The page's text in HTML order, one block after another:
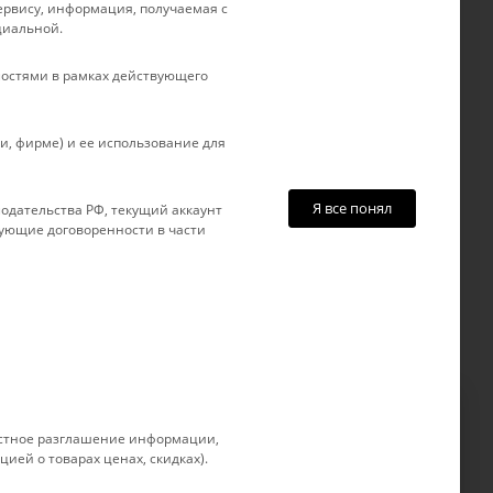
company@rebase-union.ru
121
нам улучшать
Более подробные сведения
информация, получаемая с
в рамках действующего
фирме) и ее использование для
РФ, текущий аккаунт
договоренности в части
разглашение информации,
о товарах ценах, скидках).
Я все понял